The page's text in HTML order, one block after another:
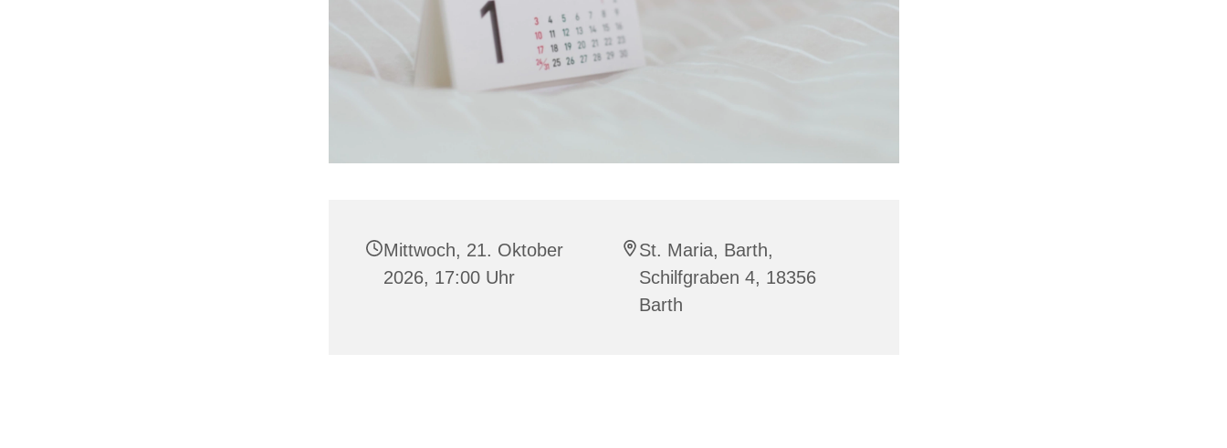
Mittwoch, 21. Oktober
2026, 17:00 Uhr
St. Maria, Barth,
Schilfgraben 4, 18356
Barth